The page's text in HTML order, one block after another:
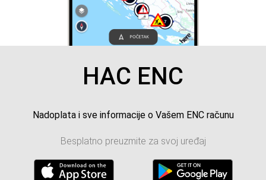
HAC ENC
Nadoplata i sve informacije o Vašem ENC računu
Besplatno preuzmite za svoj uređaj